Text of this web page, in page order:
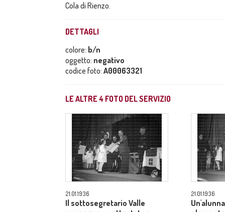
Cola di Rienzo.
DETTAGLI
colore: b/n
oggetto: negativo
codice foto: A00063321
LE ALTRE4 FOTO DEL SERVIZIO
21.01.1936
Il sottosegretario Valle
21.01.1936